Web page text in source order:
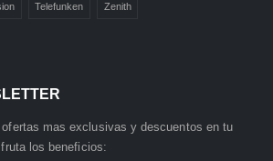
🛍️ Productos y precios
📍 Ubicación y contacto
Telefunken Zenith
mas exclusivas y descuentos en tu
los beneficios: